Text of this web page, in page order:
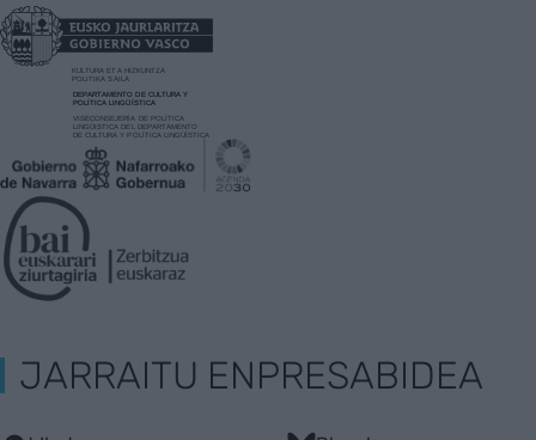
JARRAITU ENPRESABIDEA